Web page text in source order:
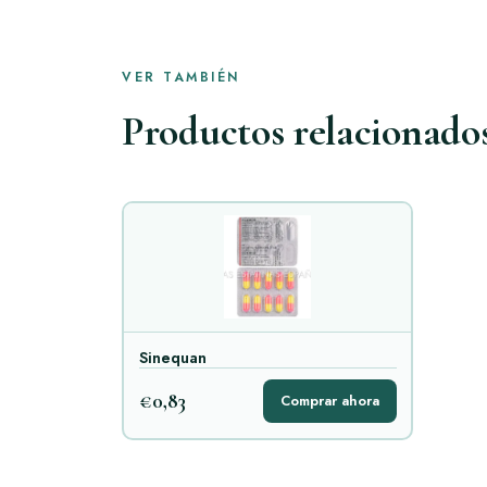
VER TAMBIÉN
Productos
Sinequan
€0,83 Comprar ahora